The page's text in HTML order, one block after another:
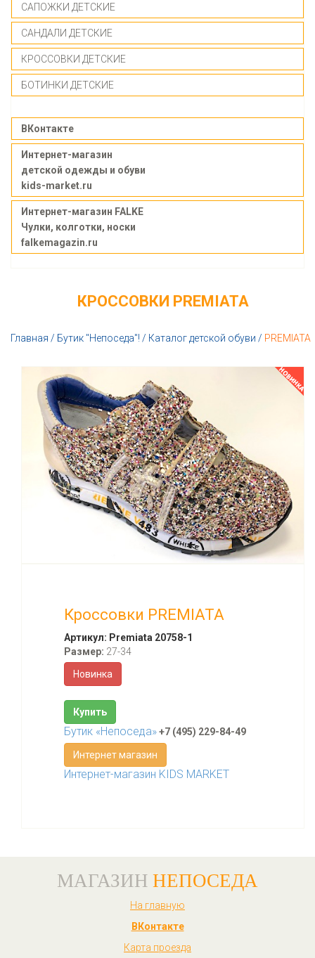
САПОЖКИ ДЕТСКИЕ
САНДАЛИ ДЕТСКИЕ
КРОССОВКИ ДЕТСКИЕ
БОТИНКИ ДЕТСКИЕ
ВКонтакте
Интернет-магазин
детской одежды и обуви
kids-market.ru
Интернет-магазин FALKE
Чулки, колготки, носки
falkemagazin.ru
КРОССОВКИ PREMIATA
Главная / Бутик "Непоседа"! / Каталог детской обуви / PREMIATA
Кроссовки PREMIATA
Артикул: Premiata 20758-1
Размер: 27-34
Новинка
Купить
Бутик «Непоседа»+7 (495) 229-84-49
Интернет магазин
Интернет-магазин KIDS MARKET
МАГАЗИН НЕПОСЕДА
На главную
ВКонтакте
Карта проезда